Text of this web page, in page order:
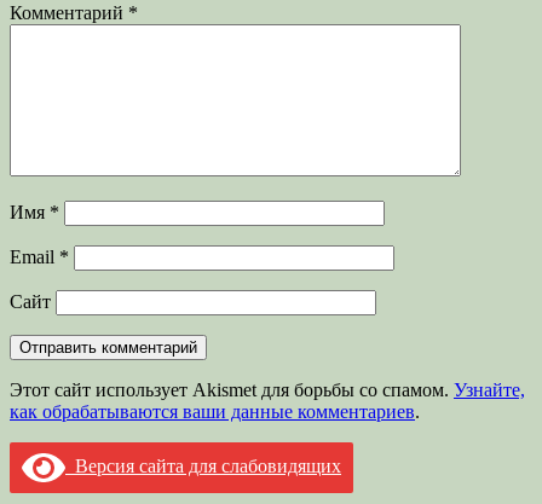
Комментарий *
Имя *
Email *
Сайт
Этот сайт использует Akismet для борьбы со спамом. Узнайте,
как обрабатываются ваши данные комментариев.
Версия сайта для слабовидящих